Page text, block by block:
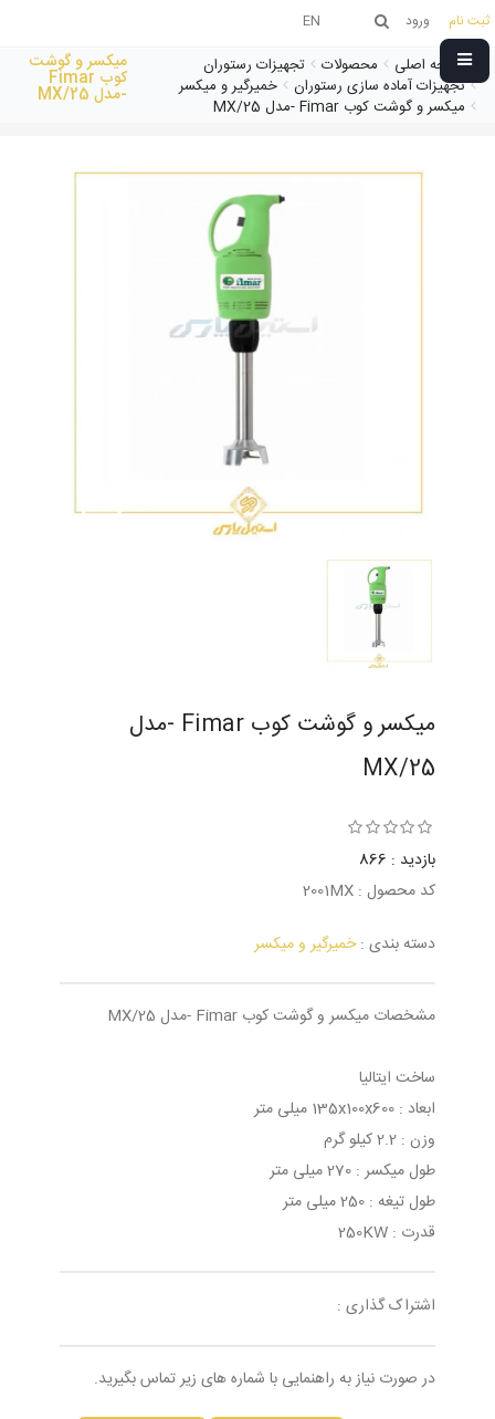
ثبت نام ورود EN
صفحه اصلی محصولات
تجهیزات رستوران
تجهیزات آماده سازی رستوران
خمیرگیر و میکسر
میکسر و گوشت کوب Fimar -مدل MX/25
میکسر و گوشت
کوب Fimar
-مدل MX/25
میکسر و گوشت کوب Fimar -مدل
MX/25
بازدید : 866
کد محصول : 2001MX
دسته بندی :خمیرگیر و میکسر
مشخصات میکسر و گوشت کوب Fimar -مدل MX/25
ساخت ایتالیا
ابعاد : 135x100x600 میلی متر
وزن : 2.2 کیلو گرم
طول میکسر : 270 میلی متر
طول تیغه : 250 میلی متر
قدرت : 250KW
اشتراک گذاری :
در صورت نیاز به راهنمایی با شماره های زیر تماس بگیرید.